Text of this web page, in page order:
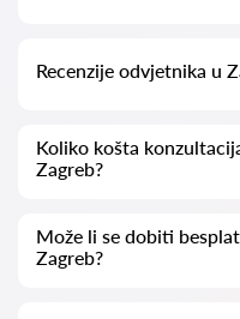
informacijama. Cijene,
Recenzije odvjetnika u
odvjetnicima. Ne brišemo
mogućnost njihovog lažnog
Koliko košta
Zagreb?
nadalje (cijene mogu varirati
obliku odgovora).
Može li se dobiti
Zagreb?